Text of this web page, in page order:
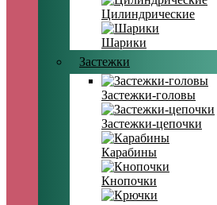
Цилиндрические
Шарики
Застежки
Застежки-головы
Застежки-цепочки
Карабины
Кнопочки